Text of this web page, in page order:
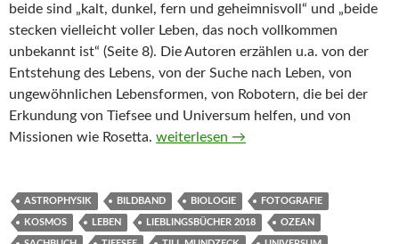
beide sind „kalt, dunkel, fern und geheimnisvoll“ und „beide
stecken vielleicht voller Leben, das noch vollkommen
unbekannt ist“ (Seite 8). Die Autoren erzählen u.a. von der
Entstehung des Lebens, von der Suche nach Leben, von
ungewöhnlichen Lebensformen, von Robotern, die bei der
Erkundung von Tiefsee und Universum helfen, und von
Missionen wie Rosetta. Spuren der Sterne. Die Ursprünge
weiterlesen →
ASTROPHYSIK BILDBAND BIOLOGIE FOTOGRAFIE
KOSMOS LEBEN LIEBLINGSBÜCHER 2018 OZEAN